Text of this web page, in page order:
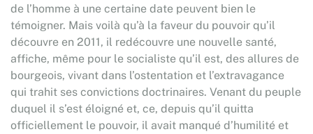
de l’homme à une certaine date peuvent bien le
témoigner. Mais voilà qu’à la faveur du pouvoir qu’il
découvre en 2011, il redécouvre une nouvelle santé,
affiche, même pour le socialiste qu’il est, des allures de
bourgeois, vivant dans l’ostentation et l’extravagance
qui trahit ses convictions doctrinaires. Venant du peuple
duquel il s’est éloigné et, ce, depuis qu’il quitta
officiellement le pouvoir, il avait manqué d’humilité et